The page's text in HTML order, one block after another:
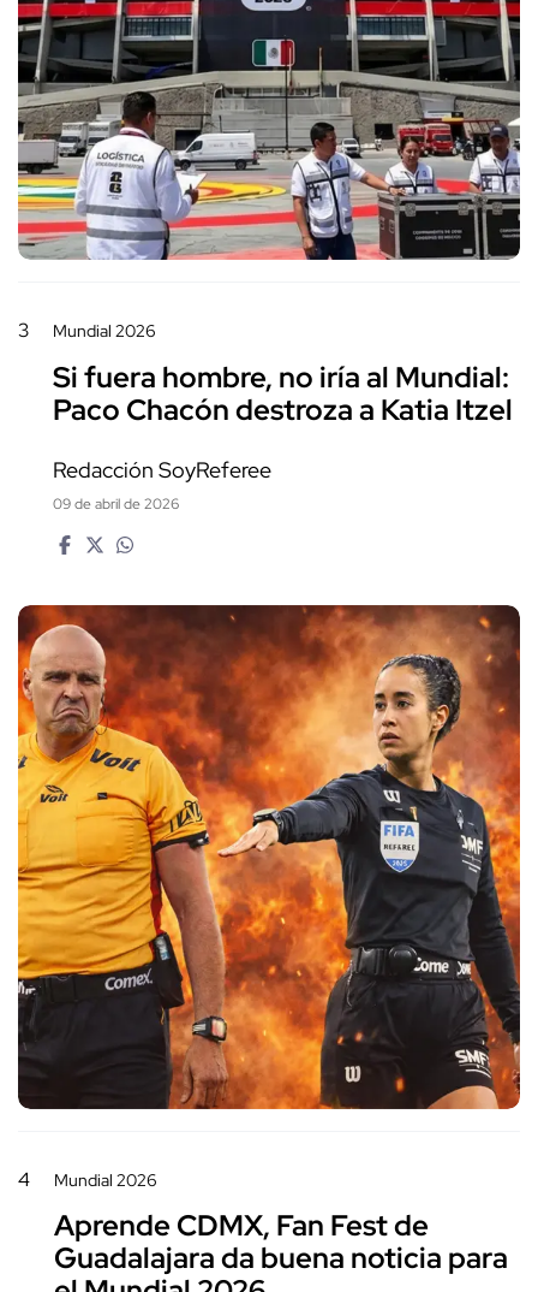
3 Mundial 2026
Si fuera hombre, no iría al Mundial:
Paco Chacón destroza a Katia Itzel
Redacción SoyReferee
09 de abril de 2026
4 Mundial 2026
Aprende CDMX, Fan Fest de
Guadalajara da buena noticia para